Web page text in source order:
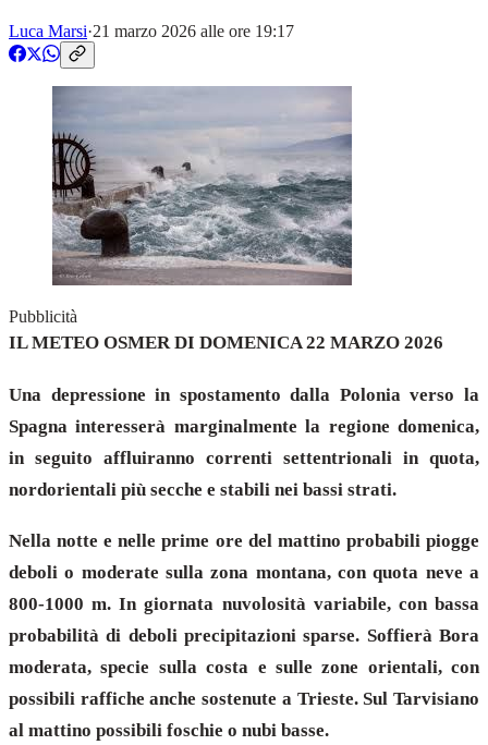
Luca Marsi·21 marzo 2026 alle ore 19:17
Pubblicità
IL METEO OSMER DI DOMENICA 22 MARZO 2026
Una depressione in spostamento dalla Polonia verso la
Spagna interesserà marginalmente la regione domenica,
in seguito affluiranno correnti settentrionali in quota,
nordorientali più secche e stabili nei bassi strati.
Nella notte e nelle prime ore del mattino probabili piogge
deboli o moderate sulla zona montana, con quota neve a
800-1000 m. In giornata nuvolosità variabile, con bassa
probabilità di deboli precipitazioni sparse. Soffierà Bora
moderata, specie sulla costa e sulle zone orientali, con
possibili raffiche anche sostenute a Trieste. Sul Tarvisiano
al mattino possibili foschie o nubi basse.